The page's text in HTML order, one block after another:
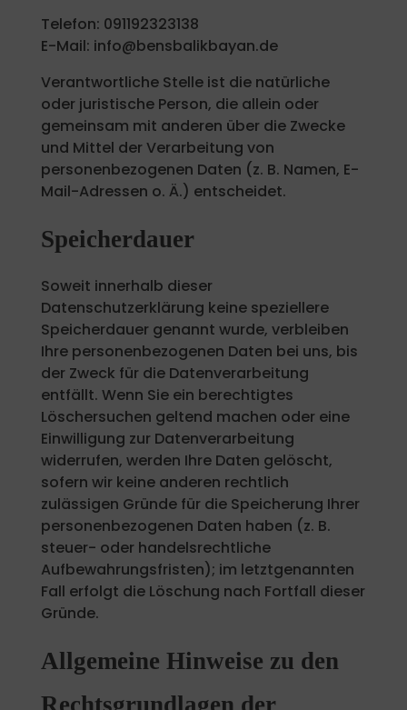
Telefon: 091192323138
E-Mail: info@bensbalikbayan.de
Verantwortliche Stelle ist die natürliche
oder juristische Person, die allein oder
gemeinsam mit anderen über die Zwecke
und Mittel der Verarbeitung von
personenbezogenen Daten (z. B. Namen, E-
Mail-Adressen o. Ä.) entscheidet.
Speicherdauer
Soweit innerhalb dieser
Datenschutzerklärung keine speziellere
Speicherdauer genannt wurde, verbleiben
Ihre personenbezogenen Daten bei uns, bis
der Zweck für die Datenverarbeitung
entfällt. Wenn Sie ein berechtigtes
Löschersuchen geltend machen oder eine
Einwilligung zur Datenverarbeitung
widerrufen, werden Ihre Daten gelöscht,
sofern wir keine anderen rechtlich
zulässigen Gründe für die Speicherung Ihrer
personenbezogenen Daten haben (z. B.
steuer- oder handelsrechtliche
Aufbewahrungsfristen); im letztgenannten
Fall erfolgt die Löschung nach Fortfall dieser
Gründe.
Allgemeine Hinweise zu den